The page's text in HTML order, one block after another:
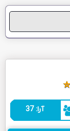
آرا: 37